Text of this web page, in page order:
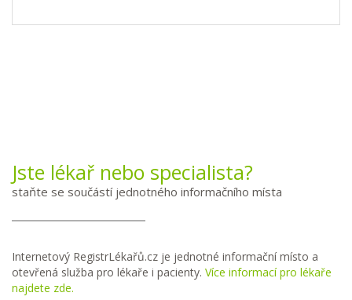
Jste lékař nebo specialista?
staňte se součástí jednotného informačního místa
Internetový RegistrLékařů.cz je jednotné informační místo a
otevřená služba pro lékaře i pacienty. Více informací pro lékaře
najdete zde.